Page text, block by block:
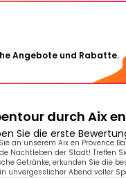
Angebote und Rabatte.
durch Aix
Sie die erste
an unserem Aix en Provence
Nachtleben der Stadt! Treffen
Getränke, erkunden Sie die
unvergesslicher Abend voller